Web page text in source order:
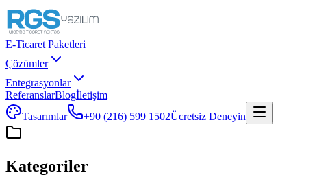
E-Ticaret Paketleri
Çözümler
Entegrasyonlar
ReferanslarBlogİletişim
Tasarımlar
+90 (216) 599 1502Ücretsiz Deneyin
Kategoriler